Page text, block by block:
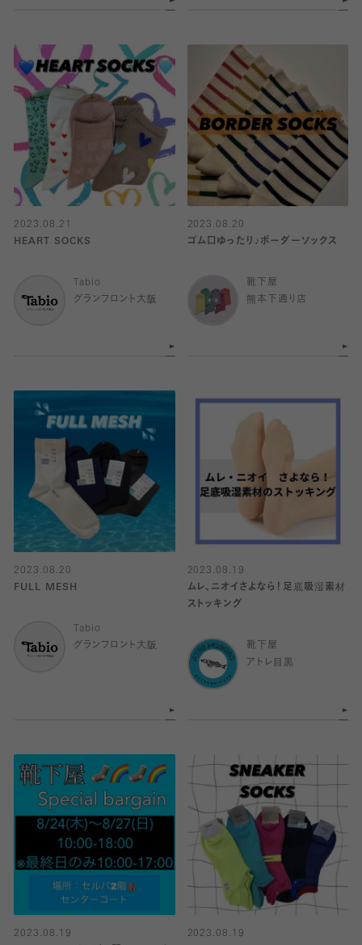
2023.08.21
HEART SOCKS
Tabio
グランフロント大阪
2023.08.20
ゴム口ゆったり♪ボーダーソックス
靴下屋
熊本下通り店
2023.08.20
FULL MESH
Tabio
グランフロント大阪
2023.08.19
ムレ、ニオイさよなら！足底吸湿素材
ストッキング
靴下屋
アトレ目黒
2023.08.19
2023.08.19